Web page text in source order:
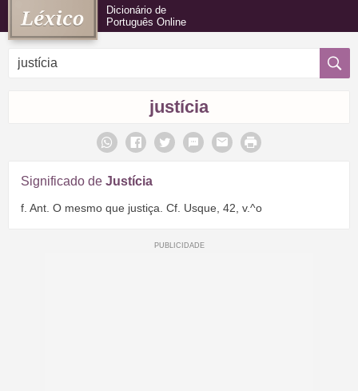
Dicionário de
Português Online
justícia
Significado de Justícia
f. Ant. O mesmo que justiça. Cf. Usque, 42, v.^o